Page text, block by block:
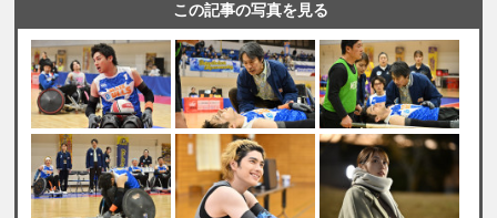
この記事の写真を見る